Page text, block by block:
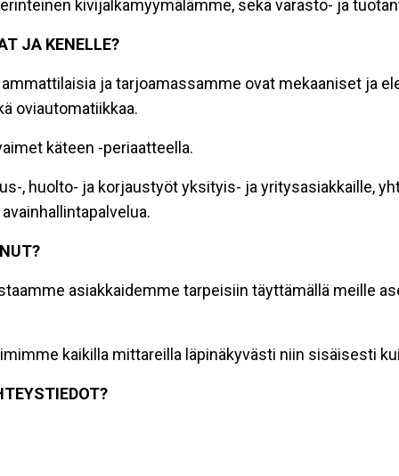
kivijalkamyymälämme, sekä varasto- ja
JA KENELLE?
ja tarjoamassamme ovat mekaaniset ja
oviautomatiikkaa.
käteen -periaatteella.
, huolto- ja korjaustyöt yksityis- ja yritysasiakkaille,
asiakkaidemme tarpeisiin täyttämällä meille
kaikilla mittareilla läpinäkyvästi niin sisäisesti